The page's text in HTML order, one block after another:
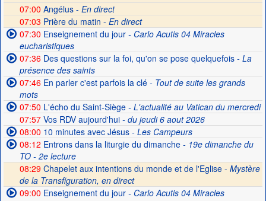
07:00 Angélus - En direct
07:03 Prière du matin - En direct
07:30 Enseignement du jour- Carlo Acutis 04 Miracles
eucharistiques
07:36Des questions sur la foi, qu'on se pose quelquefois- La
présence des saints
07:46En parler c'est parfois la clé- Tout de suite les grands
mots
07:50 L'écho du Saint-Siège- L'actualité au Vatican du mercredi
07:57Vos RDV aujourd'hui- du jeudi 6 aout 2026
08:00 10 minutes avec Jésus- Les Campeurs
08:12 Entrons dans la liturgie du dimanche- 19e dimanche du
TO - 2e lecture
08:29 Chapelet aux intentions du monde et de l'Eglise - Mystère
de la Transfiguration, en direct
09:00 Enseignement du jour- Carlo Acutis 04 Miracles